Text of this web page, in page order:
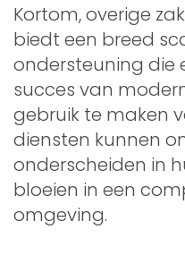
Kortom, overige
biedt een breed
ondersteuning die
succes van
gebruik te maken
diensten kunnen
onderscheiden in
bloeien in een
omgeving.